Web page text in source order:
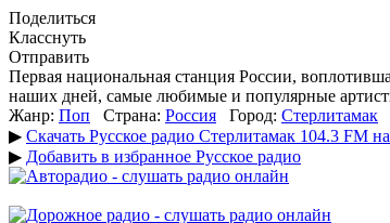
Поделиться
Класснуть
Отправить
Первая национальная станция России,
наших дней, самые любимые и популярные
Жанр: Поп Страна: Россия Город: Стерлитамак
▶ Скачать Русское радио Стерлитамак 104.3 FM
▶ Добавить в избранное Русское радио